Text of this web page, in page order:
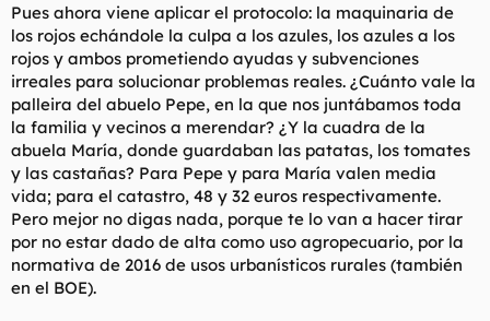
Pues ahora viene aplicar el protocolo: la maquinaria de
los rojos echándole la culpa a los azules, los azules a los
rojos y ambos prometiendo ayudas y subvenciones
irreales para solucionar problemas reales. ¿Cuánto vale la
palleira del abuelo Pepe, en la que nos juntábamos toda
la familia y vecinos a merendar? ¿Y la cuadra de la
abuela María, donde guardaban las patatas, los tomates
y las castañas? Para Pepe y para María valen media
vida; para el catastro, 48 y 32 euros respectivamente.
Pero mejor no digas nada, porque te lo van a hacer tirar
por no estar dado de alta como uso agropecuario, por la
normativa de 2016 de usos urbanísticos rurales (también
en el BOE).